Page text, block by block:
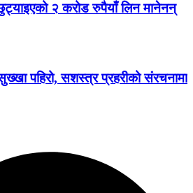
छुट्याइएको २ करोड रुपैयाँ लिन मानेनन्
सुख्खा पहिरो, सशस्त्र प्रहरीको संरचनामा